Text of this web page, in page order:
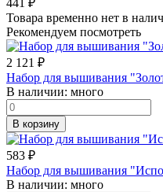
Товара временно нет в
Рекомендуем посмотреть
2 121 ₽
Набор для вышивания
В наличии: много
В корзину
583 ₽
Набор для вышивания
В наличии: много